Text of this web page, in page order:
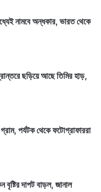
নামবে অন্ধকার, ভারত থেকে
ছড়িয়ে আছে তিমির হাড়,
পর্যটক থেকে ফটোগ্রাফাররা
বৃষ্টির দাপট বাড়ল, জানাল